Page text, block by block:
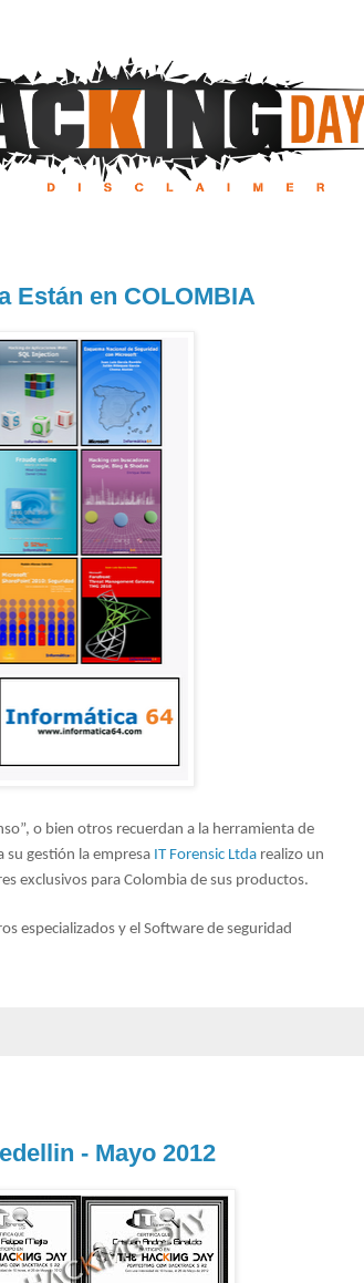
Están en COLOMBIA
o bien otros recuerdan a la herramienta de
su gestión la empresa IT Forensic Ltda realizo un
exclusivos para Colombia de sus productos.
especializados y el Software de seguridad
- Mayo 2012